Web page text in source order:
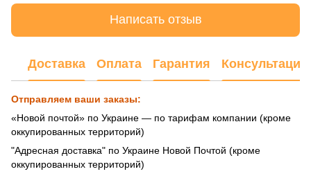
Написать отзыв
Доставка Оплата Гарантия Консультация
Отправляем ваши заказы:
«Новой почтой» по Украине — по тарифам компании (кроме
оккупированных территорий)
"Адресная доставка" по Украине Новой Почтой (кроме
оккупированных территорий)